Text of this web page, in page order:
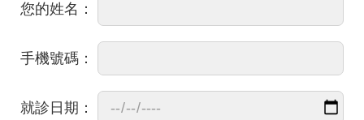
您的姓名：
手機號碼：
就診日期：